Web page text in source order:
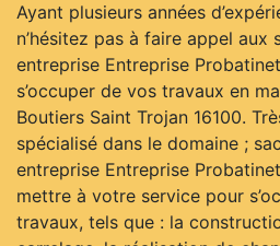
Ayant plusieurs années
n’hésitez pas à faire appel aux
entreprise Entreprise
s’occuper de vos travaux en
Boutiers Saint Trojan 16100.
spécialisé dans le domaine ;
entreprise Entreprise
mettre à votre service pour
travaux, tels que : la